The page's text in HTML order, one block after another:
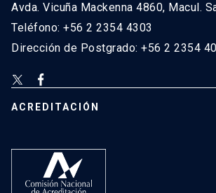
Avda. Vicuña Mackenna 4860, Macul.
Teléfono: +56 2 2354 4303
Dirección de Postgrado: +56 2 2354
ACREDITACIÓN